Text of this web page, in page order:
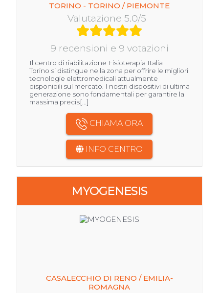
TORINO - TORINO / PIEMONTE
Valutazione 5.0/5
9 recensioni e 9 votazioni
Il centro di riabilitazione Fisioterapia Italia
Torino si distingue nella zona per offrire le migliori
tecnologie elettromedicali attualmente
disponibili sul mercato. I nostri dispositivi di ultima
generazione sono fondamentali per garantire la
massima precis[...]
CHIAMA ORA
INFO CENTRO
MYOGENESIS
CASALECCHIO DI RENO / EMILIA-
ROMAGNA